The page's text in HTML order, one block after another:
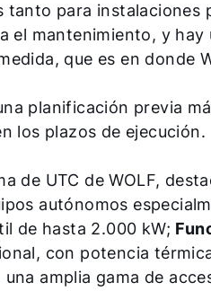
tanto para
el mantenimiento, y
que es en donde
planificación previa
los plazos de ejecución.
de UTC de WOLF,
autónomos
de hasta 2.000 kW;
con potencia
amplia gama de